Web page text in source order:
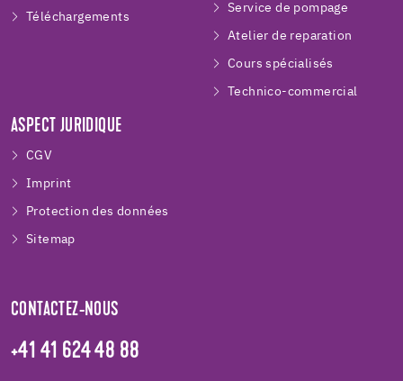
Téléchargements
Service de pompage
Atelier de reparation
Cours spécialisés
Technico-commercial
ASPECT JURIDIQUE
CGV
Imprint
Protection des données
Sitemap
CONTACTEZ-NOUS
+41 41 624 48 88